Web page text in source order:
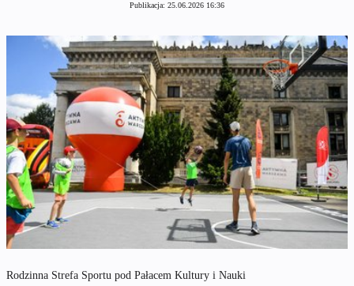
Publikacja: 25.06.2026 16:36
Rodzinna Strefa Sportu pod Pałacem Kultury i Nauki